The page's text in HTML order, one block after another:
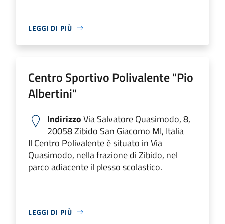
LEGGI DI PIÙ
Centro Sportivo Polivalente "Pio
Albertini"
IndirizzoVia Salvatore Quasimodo, 8,
20058 Zibido San Giacomo MI, Italia
Il Centro Polivalente è situato in Via
Quasimodo, nella frazione di Zibido, nel
parco adiacente il plesso scolastico.
LEGGI DI PIÙ